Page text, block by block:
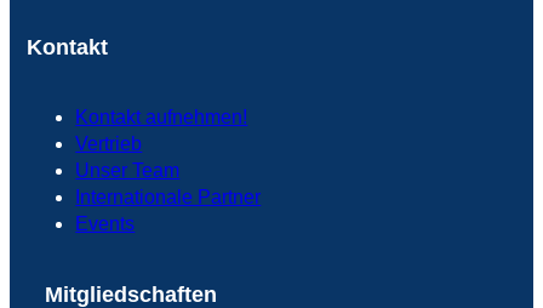
Kontakt
Kontakt aufnehmen!
Vertrieb
Unser Team
Internationale Partner
Events
Mitgliedschaften